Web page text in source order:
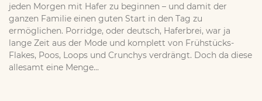
jeden Morgen mit Hafer zu beginnen – und damit der
ganzen Familie einen guten Start in den Tag zu
ermöglichen. Porridge, oder deutsch, Haferbrei, war ja
lange Zeit aus der Mode und komplett von Frühstücks-
Flakes, Poos, Loops und Crunchys verdrängt. Doch da diese
allesamt eine Menge...